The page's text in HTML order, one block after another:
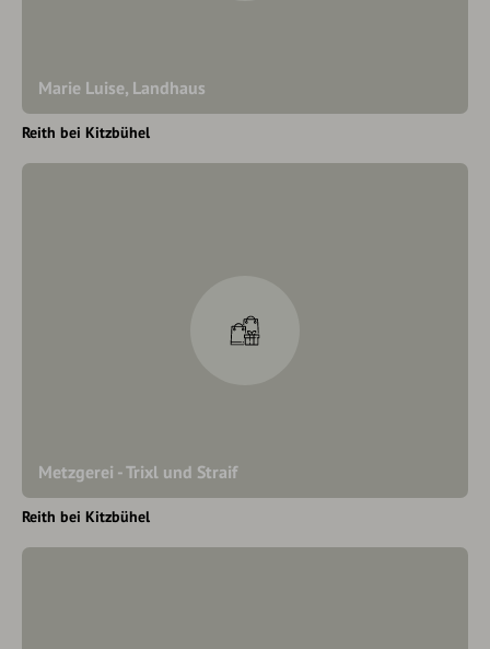
Marie Luise, Landhaus
Reith bei Kitzbühel
Metzgerei - Trixl und Straif
Reith bei Kitzbühel